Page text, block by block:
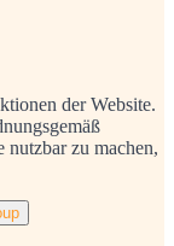
der Website.
nutzbar zu machen,